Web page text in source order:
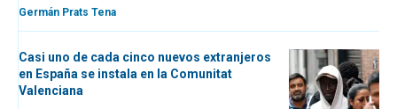
Germán Prats Tena
Casi uno de cada cinco nuevos extranjeros
en España se instala en la Comunitat
Valenciana